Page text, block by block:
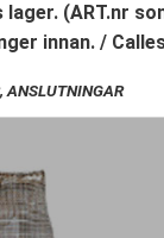
(ART.nr
innan. /
ANSLUTNINGAR